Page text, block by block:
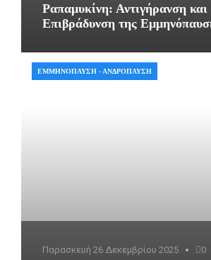
Ραπαμυκίνη: Αντιγήρανση και
Επιβράδυνση της
Παρασκευή 26 Δεκεμβρίου 2025 0
ΕΜΜΗΝΌΠΑΥΣΗ - ΑΝΔΡΌΠΑΥΣΗ